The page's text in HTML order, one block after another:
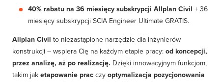
40% rabatu na 36 miesięcy subskrypcji Allplan Civil + 36
miesięcy subskrypcji SCIA Engineer Ultimate GRATIS.
Allplan Civil to niezastąpione narzędzie dla inżynierów
konstrukcji – wspiera Cię na każdym etapie pracy: od koncepcji,
przez analizę, aż po realizację. Dzięki innowacyjnym funkcjom,
takim jak etapowanie prac czy optymalizacja pozycjonowania